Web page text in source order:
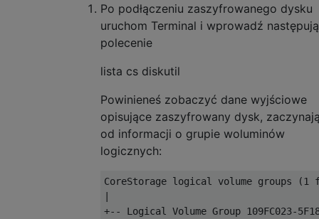
Po podłączeniu zaszyfrowanego dysku
uruchom Terminal i wprowadź
polecenie
lista cs diskutil
Powinieneś zobaczyć dane wyjściowe
opisujące zaszyfrowany dysk,
od informacji o grupie woluminów
logicznych:
CoreStorage logical volume groups (1
+-- Logical Volume Group 109FC023-